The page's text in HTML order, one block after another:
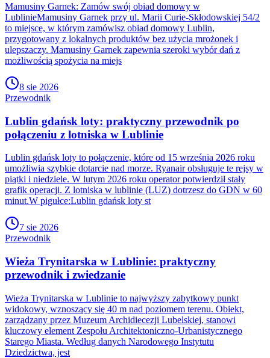
Mamusiny Garnek: Zamów swój obiad domowy w
LublinieMamusiny Garnek przy ul. Marii Curie-Skłodowskiej 54/2
to miejsce, w którym zamówisz obiad domowy Lublin,
przygotowany z lokalnych produktów bez użycia mrożonek i
ulepszaczy. Mamusiny Garnek zapewnia szeroki wybór dań z
możliwością spożycia na miejs
8 sie 2026
Przewodnik
Lublin gdańsk loty: praktyczny przewodnik po
połączeniu z lotniska w Lublinie
Lublin gdańsk loty to połączenie, które od 15 września 2026 roku
umożliwia szybkie dotarcie nad morze. Ryanair obsługuje te rejsy w
piątki i niedziele. W lutym 2026 roku operator potwierdził stały
grafik operacji. Z lotniska w lublinie (LUZ) dotrzesz do GDN w 60
minut.W pigułce:Lublin gdańsk loty st
7 sie 2026
Przewodnik
Wieża Trynitarska w Lublinie: praktyczny
przewodnik i zwiedzanie
Wieża Trynitarska w Lublinie to najwyższy zabytkowy punkt
widokowy, wznoszący się 40 m nad poziomem terenu. Obiekt,
zarządzany przez Muzeum Archidiecezji Lubelskiej, stanowi
kluczowy element Zespołu Architektoniczno-Urbanistycznego
Starego Miasta. Według danych Narodowego Instytutu
Dziedzictwa, jest